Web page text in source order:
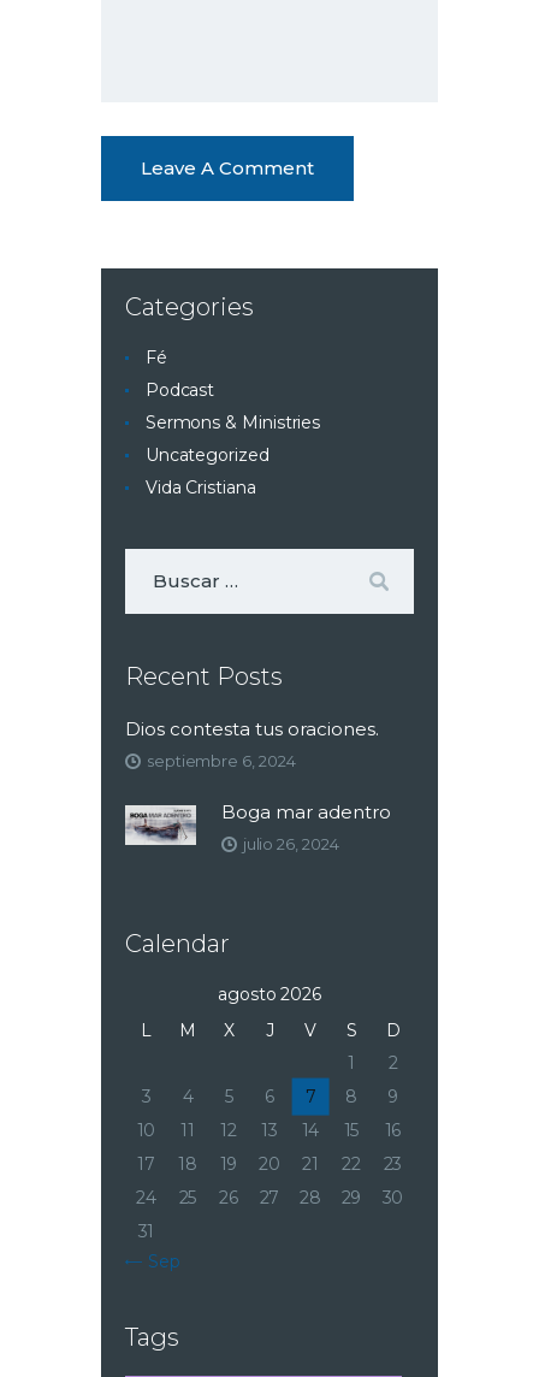
Categories
Fé
Podcast
Sermons & Ministries
Uncategorized
Vida Cristiana
Recent Posts
Dios contesta tus oraciones.
septiembre 6, 2024
Boga mar adentro
julio 26, 2024
Calendar
agosto 2026
L
M X J V S
D
1
2
3
4 5 6 7 8
9
10
11 12 13 14 15
16
17
18 19 20 21 22
23
24
25 26 27 28 29
30
31
« Sep
Tags